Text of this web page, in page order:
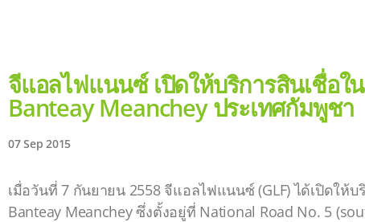
จีแอลไฟแนนซ์ เปิดให้บริการสินเชื่อใ
Banteay Meanchey ประเทศกัมพูชา
07 Sep 2015
เมื่อวันที่ 7 กันยายน 2558 จีแอลไฟแนนซ์ (GLF) ได้เปิดให้
Banteay Meanchey ซึ่งตั้งอยู่ที่ National Road No. 5